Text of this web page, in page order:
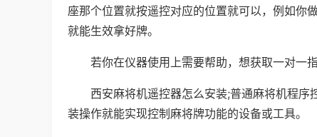
座那个位置就按遥控对应的位置就可以，例如你
就能生效拿好牌。
若你在仪器使用上需要帮助，想获取一对一
西安麻将机遥控器怎么安装;普通麻将机程
装操作就能实现控制麻将牌功能的设备或工具。